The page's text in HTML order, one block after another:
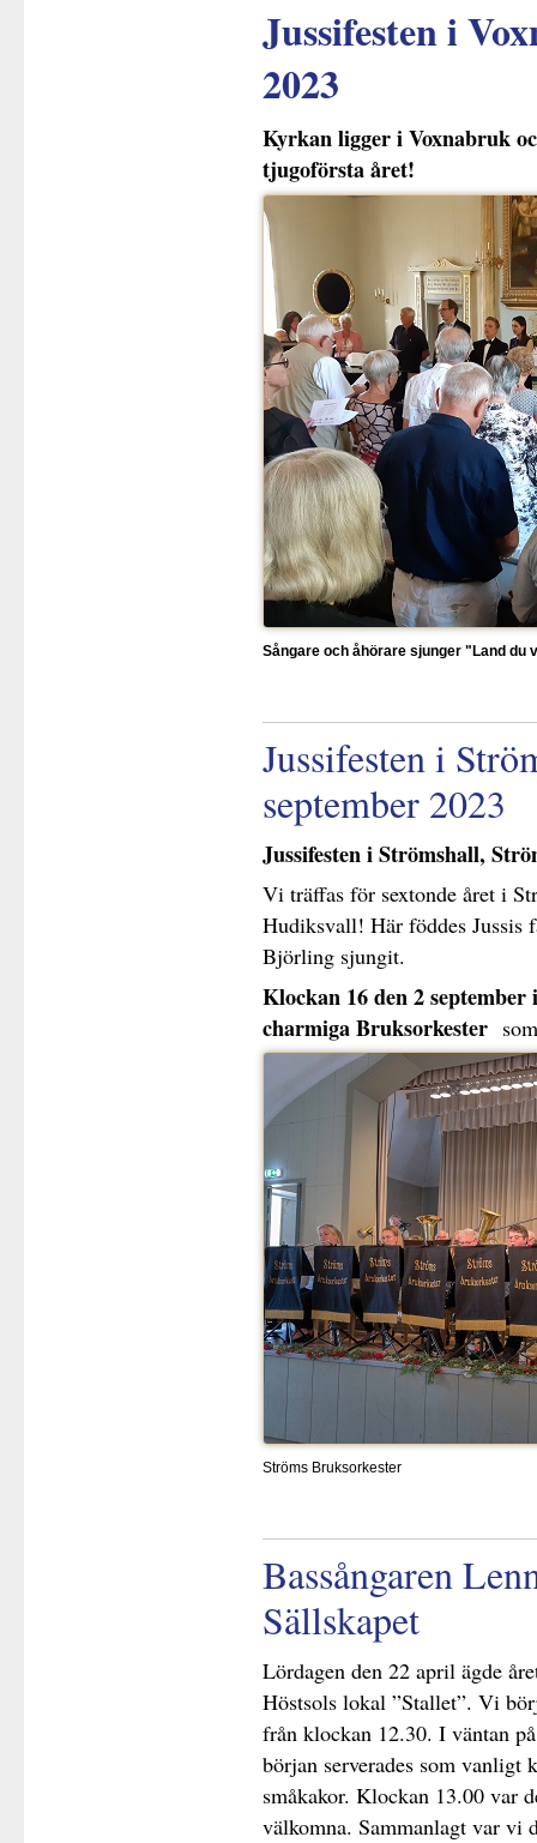
Jussifesten i
2023
Kyrkan ligger i Voxnabruk
tjugoförsta året!
Sångare och åhörare sjunger "Land du
Jussifesten i
september 2023
Jussifesten i Strömshall,
Vi träffas för sextonde året i
Hudiksvall! Här föddes Jussis
Björling sjungit.
Klockan 16 den 2
charmiga Bruksorkestersom
Ströms Bruksorkester
Bassångaren
Sällskapet
Lördagen den 22 april ägde
Höstsols lokal ”Stallet”. Vi
från klockan 12.30. I väntan
början serverades som vanligt
småkakor. Klockan 13.00 var
välkomna. Sammanlagt var vi